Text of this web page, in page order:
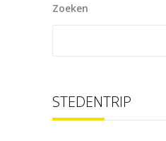
Zoeken
STEDENTRIP